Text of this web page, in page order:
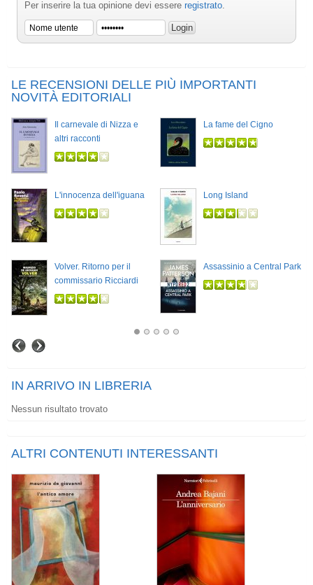
Per inserire la tua opinione devi essere registrato.
LE RECENSIONI DELLE PIÙ IMPORTANTI
NOVITÀ EDITORIALI
Il carnevale di Nizza e
altri racconti
La fame del Cigno
L'innocenza dell'iguana Long Island
Volver. Ritorno per il
commissario Ricciardi
Assassinio a Central Park
IN ARRIVO IN LIBRERIA
Nessun risultato trovato
ALTRI CONTENUTI INTERESSANTI